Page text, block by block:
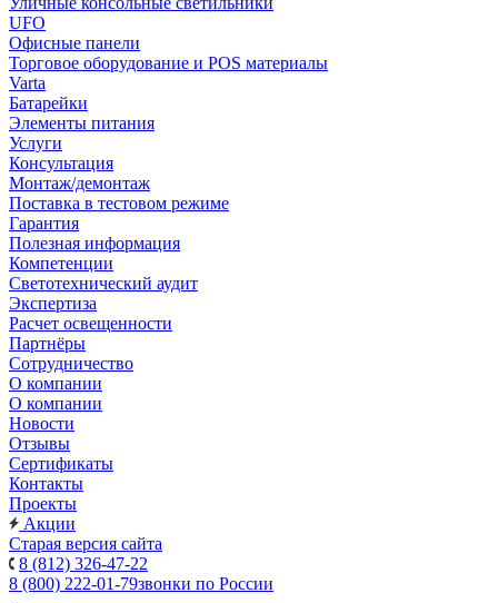
UFO
Офисные панели
Торговое оборудование и POS материалы
Varta
Батарейки
Элементы питания
Услуги
Консультация
Монтаж/демонтаж
Поставка в тестовом режиме
Гарантия
Полезная информация
Компетенции
Светотехнический аудит
Экспертиза
Расчет освещенности
Партнёры
Cотрудничество
О компании
О компании
Новости
Отзывы
Сертификаты
Контакты
Проекты
Акции
Старая версия сайта
8 (812) 326-47-22
8 (800) 222-01-79звонки по России